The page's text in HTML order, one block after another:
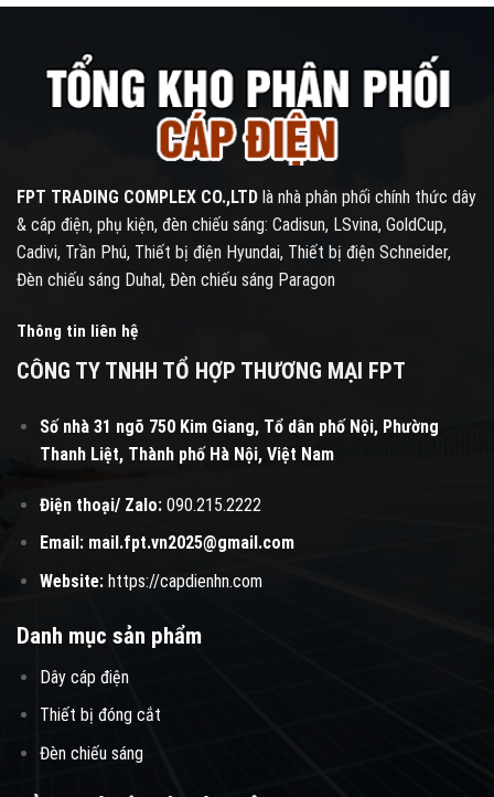
FPT TRADING COMPLEX CO.,LTD là nhà phân phối chính thức dây
& cáp điện, phụ kiện, đèn chiếu sáng: Cadisun, LSvina, GoldCup,
Cadivi, Trần Phú, Thiết bị điện Hyundai, Thiết bị điện Schneider,
Đèn chiếu sáng Duhal, Đèn chiếu sáng Paragon
Thông tin liên hệ
CÔNG TY TNHH TỔ HỢP THƯƠNG MẠI FPT
Số nhà 31 ngõ 750 Kim Giang, Tổ dân phố Nội, Phường
Thanh Liệt, Thành phố Hà Nội, Việt Nam
Điện thoại/ Zalo:090.215.2222
Email: mail.fpt.vn2025@gmail.com
Website: https://capdienhn.com
Danh mục sản phẩm
Dây cáp điện
Thiết bị đóng cắt
Đèn chiếu sáng